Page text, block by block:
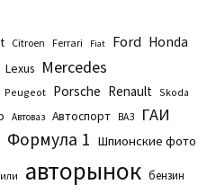
Citroen Ferrari Fiat Ford Honda
Lexus Mercedes
Peugeot Porsche Renault Skoda
Автоваз Автоспорт ВАЗ ГАИ
Формула 1 Шпионские фото
авторынок бензин